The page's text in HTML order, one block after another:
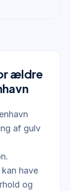
ældre
af gulv
have
og